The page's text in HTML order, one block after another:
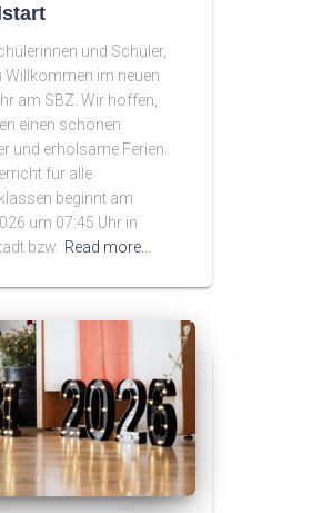
und Schüler,
Willkommen im neuen
am SBZ. Wir hoffen,
einen schönen
und erholsame Ferien.
für alle
beginnt am
um 07:45 Uhr in
bzw. Read more…